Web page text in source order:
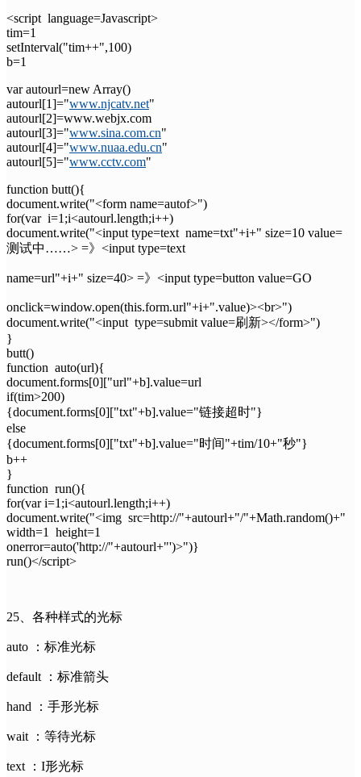
<script language=Javascript>
tim=1
setInterval("tim++",100)
b=1
var autourl=new Array()
autourl[1]="www.njcatv.net"
autourl[2]=www.webjx.com
autourl[3]="www.sina.com.cn"
autourl[4]="www.nuaa.edu.cn"
autourl[5]="www.cctv.com"
function butt(){
document.write("<form name=autof>")
for(var i=1;i<autourl.length;i++)
document.write("<input type=text name=txt"+i+" size=10 value=
测试中……> =》<input type=text
name=url"+i+" size=40> =》<input type=button value=GO
onclick=window.open(this.form.url"+i+".value)><br>")
document.write("<input type=submit value=刷新></form>")
}
butt()
function auto(url){
document.forms[0]["url"+b].value=url
if(tim>200)
{document.forms[0]["txt"+b].value="链接超时"}
else
{document.forms[0]["txt"+b].value="时间"+tim/10+"秒"}
b++
}
function run(){
for(var i=1;i<autourl.length;i++)
document.write("<img src=http://"+autourl+"/"+Math.random()+"
width=1 height=1
onerror=auto('http://"+autourl+"')>")}
run()</script>
25、各种样式的光标
auto ：标准光标
default ：标准箭头
hand ：手形光标
wait ：等待光标
text ：I形光标